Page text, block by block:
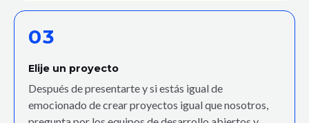
03
Elije un proyecto
Después de presentarte y si estás igual de
emocionado de crear proyectos igual que nosotros,